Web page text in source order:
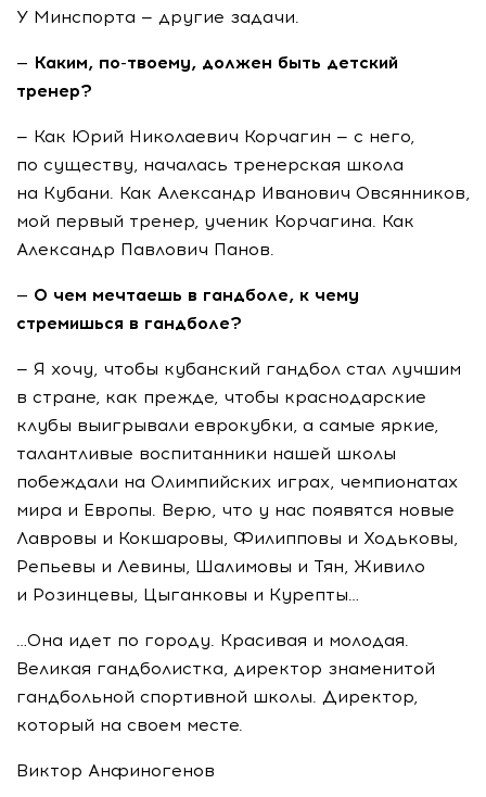
У Минспорта — другие задачи.
— Каким, по-твоему, должен быть детский
тренер?
— Как Юрий Николаевич Корчагин — с него,
по существу, началась тренерская школа
на Кубани. Как Александр Иванович Овсянников,
мой первый тренер, ученик Корчагина. Как
Александр Павлович Панов.
— О чем мечтаешь в гандболе, к чему
стремишься в гандболе?
— Я хочу, чтобы кубанский гандбол стал лучшим
в стране, как прежде, чтобы краснодарские
клубы выигрывали еврокубки, а самые яркие,
талантливые воспитанники нашей школы
побеждали на Олимпийских играх, чемпионатах
мира и Европы. Верю, что у нас появятся новые
Лавровы и Кокшаровы, Филипповы и Ходьковы,
Репьевы и Левины, Шалимовы и Тян, Живило
и Розинцевы, Цыганковы и Курепты…
…Она идет по городу. Красивая и молодая.
Великая гандболистка, директор знаменитой
гандбольной спортивной школы. Директор,
который на своем месте.
Виктор Анфиногенов